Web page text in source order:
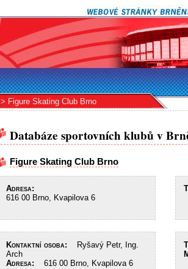
> Figure Skating Club Brno
Databáze sportovních klubů v
Figure Skating Club Brno
Adresa:
616 00 Brno, Kvapilova 6
Kontaktní osoba: Ryšavý Petr, Ing.
Arch
Adresa: 616 00 Brno, Kvapilova 6